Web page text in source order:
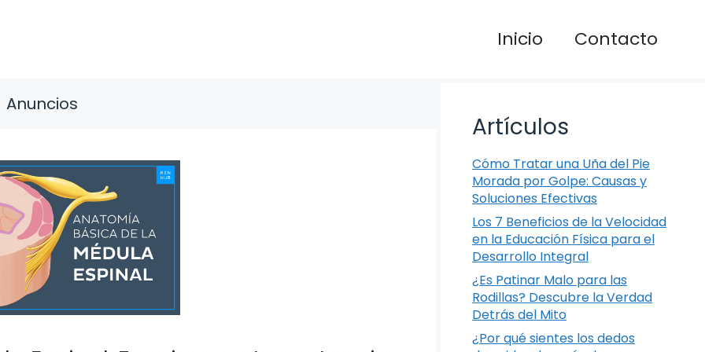
Inicio Contacto
Anuncios
Artículos
Cómo Tratar una Uña del Pie
Morada por Golpe: Causas y
Soluciones Efectivas
Los 7 Beneficios de la Velocidad
en la Educación Física para el
Desarrollo Integral
¿Es Patinar Malo para las
Rodillas? Descubre la Verdad
Detrás del Mito
¿Por qué sientes los dedos